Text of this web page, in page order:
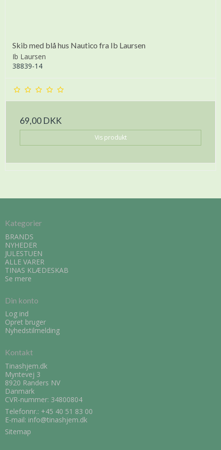
Skib med blå hus Nautico fra Ib Laursen
Ib Laursen
38839-14
69,00 DKK
Vis produkt
Kategorier
BRANDS
NYHEDER
JULESTUEN
ALLE VARER
TINAS KLÆDESKAB
Se mere
Din konto
Log ind
Opret bruger
Nyhedstilmelding
Kontakt
Tinashjem.dk
Myntevej 3
8920 Randers NV
Danmark
CVR-nummer: 34800804
Telefonnr.: +45 40 51 83 00
E-mail: info@tinashjem.dk
Sitemap